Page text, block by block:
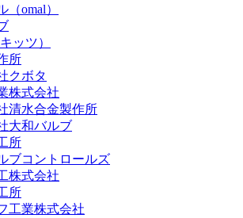
（omal）
ッツ）
所
クボタ
株式会社
清水合金製作所
大和バルブ
所
ブコントロールズ
株式会社
所
工業株式会社